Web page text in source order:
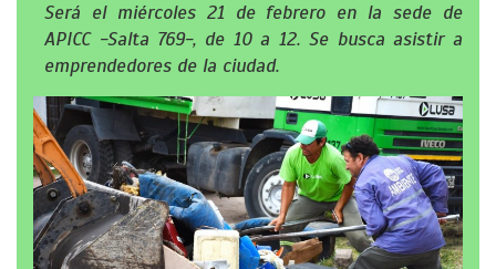
Será el miércoles 21 de febrero en la sede de
APICC -Salta 769-, de 10 a 12. Se busca asistir a
emprendedores de la ciudad.